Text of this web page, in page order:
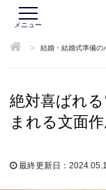
メニュー
> 結婚・結婚式準備の
絶対喜ばれ
まれる文面作
最終更新日：